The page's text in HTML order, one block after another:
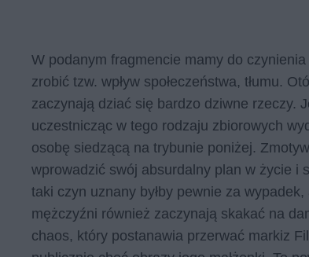
W podanym fragmencie mamy do
zrobić tzw. wpływ społeczeństwa, tłumu.
zaczynają dziać się bardzo dziwne rzeczy.
uczestnicząc w tego rodzaju zbiorowych
osobę siedzącą na trybunie poniżej.
wprowadzić swój absurdalny plan w życie i
taki czyn uznany byłby pewnie za
mężczyźni również zaczynają skakać na
chaos, który postanawia przerwać markiz